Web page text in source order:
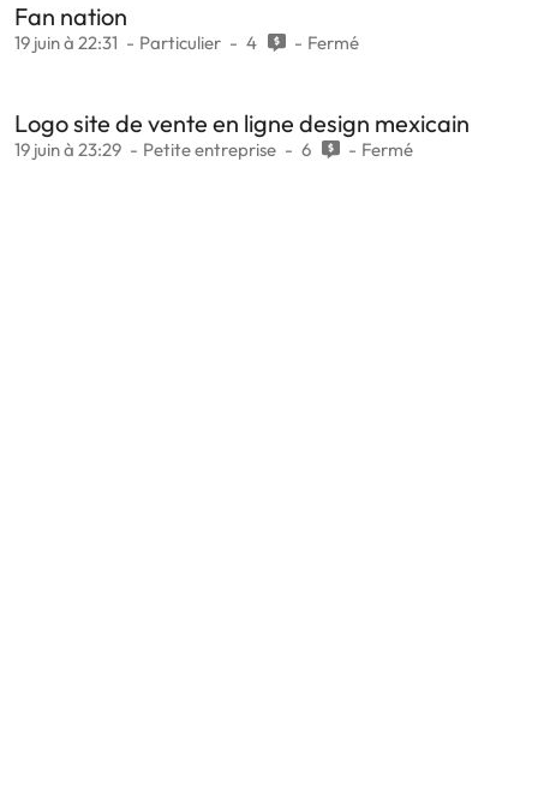
Fan nation
19 juin à 22:31 Particulier 4 Fermé
Logo site de vente en ligne design mexicain
19 juin à 23:29 Petite entreprise 6 Fermé